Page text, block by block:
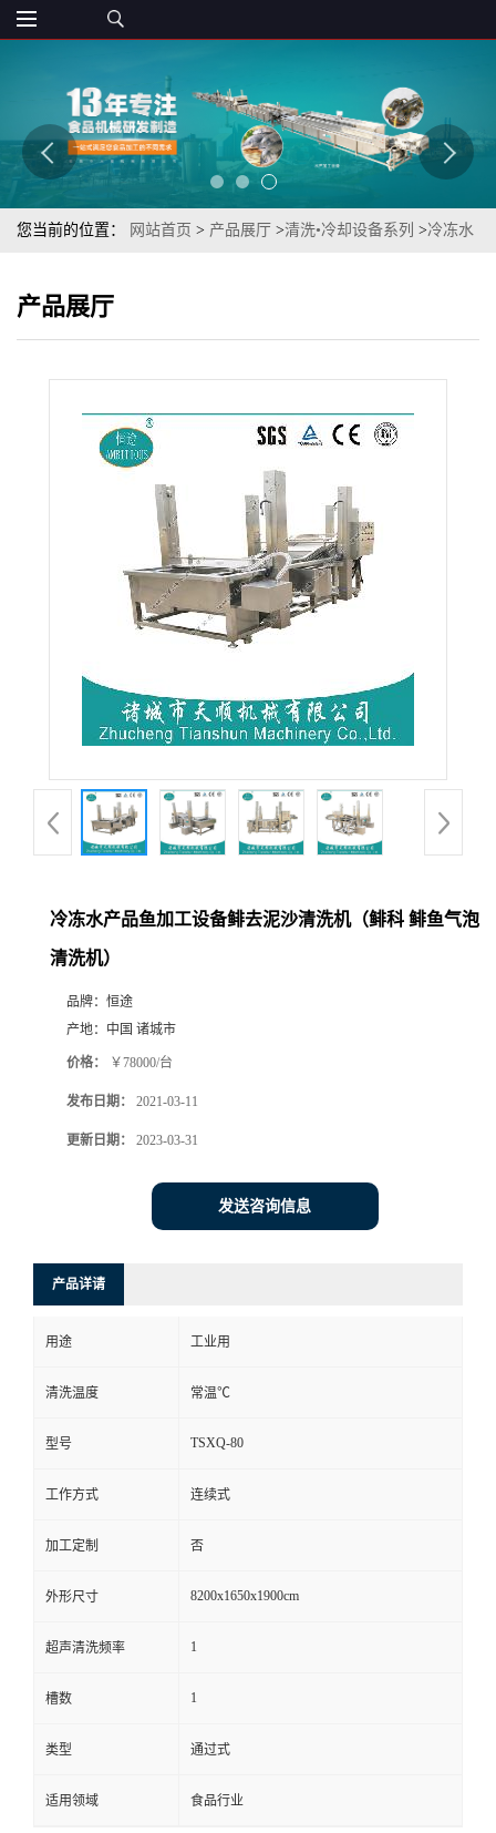
您当前的位置： 网站首页 > 产品展厅 >清洗•冷却设备系列 >冷冻水
产品展厅
冷冻水产品鱼加工设备鲱去泥沙清洗机（鲱科 鲱鱼气泡
清洗机）
品牌： 恒途
产地： 中国 诸城市
价格： ￥78000/台
发布日期： 2021-03-11
更新日期： 2023-03-31
发送咨询信息
产品详请
用途 工业用
清洗温度 常温℃
型号 TSXQ-80
工作方式 连续式
加工定制 否
外形尺寸 8200x1650x1900cm
超声清洗频率 1
槽数 1
类型 通过式
适用领域 食品行业